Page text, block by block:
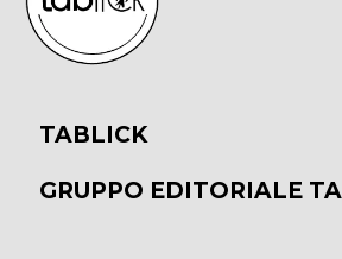
TABLICK
GRUPPO EDITORIALE